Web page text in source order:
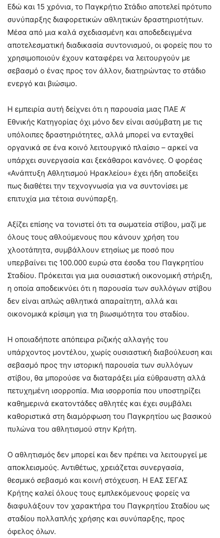
Εδώ και 15 χρόνια, το Παγκρήτιο Στάδιο αποτελεί πρότυπο
συνύπαρξης διαφορετικών αθλητικών δραστηριοτήτων.
Μέσα από μια καλά σχεδιασμένη και αποδεδειγμένα
αποτελεσματική διαδικασία συντονισμού, οι φορείς που το
χρησιμοποιούν έχουν καταφέρει να λειτουργούν με
σεβασμό ο ένας προς τον άλλον, διατηρώντας το στάδιο
ενεργό και βιώσιμο.
Η εμπειρία αυτή δείχνει ότι η παρουσία μιας ΠΑΕ Α’
Εθνικής Κατηγορίας όχι μόνο δεν είναι ασύμβατη με τις
υπόλοιπες δραστηριότητες, αλλά μπορεί να ενταχθεί
οργανικά σε ένα κοινό λειτουργικό πλαίσιο – αρκεί να
υπάρχει συνεργασία και ξεκάθαροι κανόνες. Ο φορέας
«Ανάπτυξη Αθλητισμού Ηρακλείου» έχει ήδη αποδείξει
πως διαθέτει την τεχνογνωσία για να συντονίσει με
επιτυχία μια τέτοια συνύπαρξη.
Αξίζει επίσης να τονιστεί ότι τα σωματεία στίβου, μαζί με
όλους τους αθλούμενους που κάνουν χρήση του
χλοοτάπητα, συμβάλλουν ετησίως με ποσό που
υπερβαίνει τις 100.000 ευρώ στα έσοδα του Παγκρητίου
Σταδίου. Πρόκειται για μια ουσιαστική οικονομική στήριξη,
η οποία αποδεικνύει ότι η παρουσία των συλλόγων στίβου
δεν είναι απλώς αθλητικά απαραίτητη, αλλά και
οικονομικά κρίσιμη για τη βιωσιμότητα του σταδίου.
Η οποιαδήποτε απόπειρα ριζικής αλλαγής του
υπάρχοντος μοντέλου, χωρίς ουσιαστική διαβούλευση και
σεβασμό προς την ιστορική παρουσία των συλλόγων
στίβου, θα μπορούσε να διαταράξει μία εύθραυστη αλλά
πετυχημένη ισορροπία. Μια ισορροπία που υποστηρίζει
καθημερινά εκατοντάδες αθλητές και έχει συμβάλει
καθοριστικά στη διαμόρφωση του Παγκρητίου ως βασικού
πυλώνα του αθλητισμού στην Κρήτη.
Ο αθλητισμός δεν μπορεί και δεν πρέπει να λειτουργεί με
αποκλεισμούς. Αντιθέτως, χρειάζεται συνεργασία,
θεσμικό σεβασμό και κοινή στόχευση. Η ΕΑΣ ΣΕΓΑΣ
Κρήτης καλεί όλους τους εμπλεκόμενους φορείς να
διαφυλάξουν τον χαρακτήρα του Παγκρητίου Σταδίου ως
σταδίου πολλαπλής χρήσης και συνύπαρξης, προς
όφελος όλων.